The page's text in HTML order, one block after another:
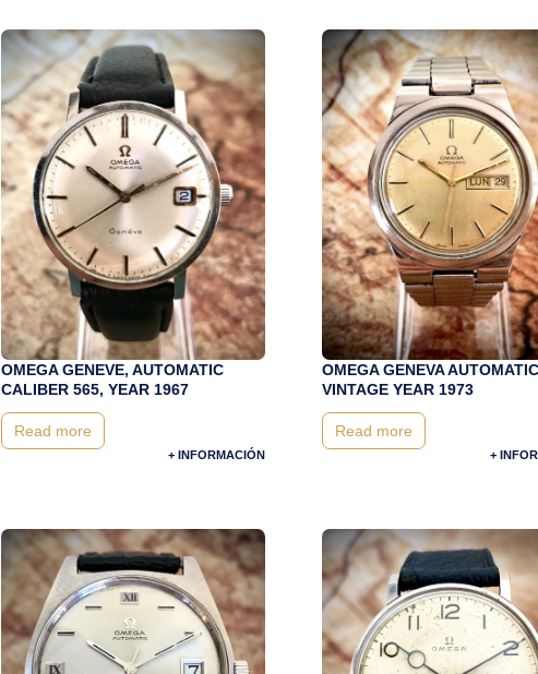
OMEGA GENEVE, AUTOMATIC
CALIBER 565, YEAR 1967
Read more
+ INFORMACIÓN
OMEGA GENEVA
VINTAGE YEAR 1973
Read more
+